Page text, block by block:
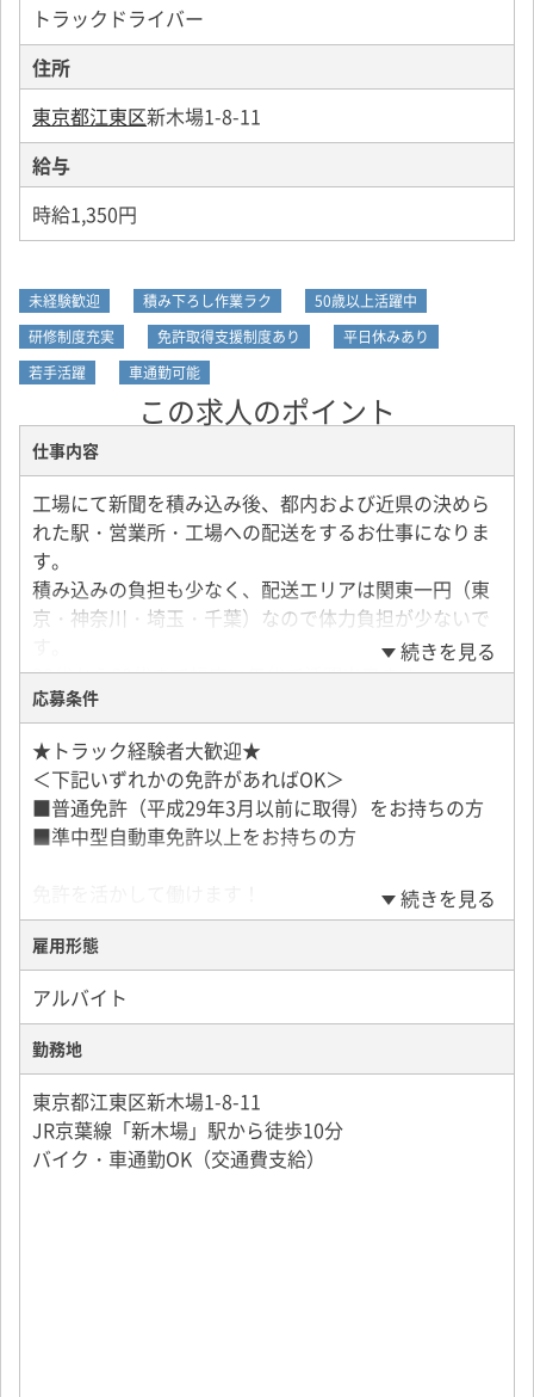
トラックドライバー
住所
東京都江東区新木場1-8-11
給与
時給1,350円
未経験歓迎 積み下ろし作業ラク
50歳以上活躍中
研修制度充実
免許取得支援制度あり
平日休みあり
若手活躍
車通勤可能
この求人のポイント
仕事内容
工場にて新聞を積み込み後、都内および近県の決めら
れた駅・営業所・工場への配送をするお仕事になりま
す。
積み込みの負担も少なく、配送エリアは関東一円（東
京・神奈川・埼玉・千葉）なので体力負担が少ないで
20代から60代まで幅広い年代で活躍出来ます。
＜1日の流れ／平日＞
▼車庫から積み込み地へ移動
▼印刷工場にて積込み
▼荷締めを行い、納品先へ向けて出発
▼6～7件程配送
▼帰庫、退勤
＜1日の流れ／土曜＞
▼車庫から積み込み地へ移動
▼印刷工場にて積込み
▼荷締めを行い、納品先へ向けて出発
▼6～7件程配送
▼帰庫、退勤
続きを見る
応募条件
★トラック経験者大歓迎★
＜下記いずれかの免許があればOK＞
■普通免許（平成29年3月以前に取得）をお持ちの方
■準中型自動車免許以上をお持ちの方
続きを見る
雇用形態
アルバイト
勤務地
東京都江東区新木場1-8-11
JR京葉線「新木場」駅から徒歩10分
バイク・車通勤OK（交通費支給）